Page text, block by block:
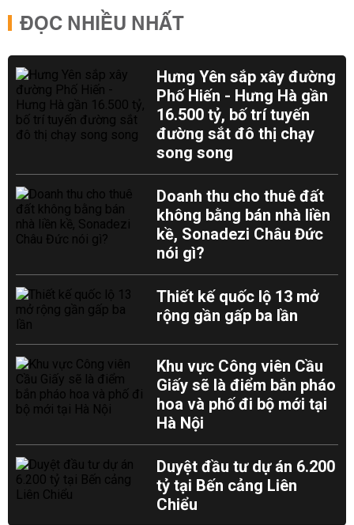
ĐỌC NHIỀU NHẤT
Hưng Yên sắp xây đường
Phố Hiến - Hưng Hà gần
16.500 tỷ, bố trí tuyến
đường sắt đô thị chạy
song song
Doanh thu cho thuê đất
không bằng bán nhà liền
kề, Sonadezi Châu Đức
nói gì?
Thiết kế quốc lộ 13 mở
rộng gần gấp ba lần
Khu vực Công viên Cầu
Giấy sẽ là điểm bắn pháo
hoa và phố đi bộ mới tại
Hà Nội
Duyệt đầu tư dự án 6.200
tỷ tại Bến cảng Liên
Chiểu